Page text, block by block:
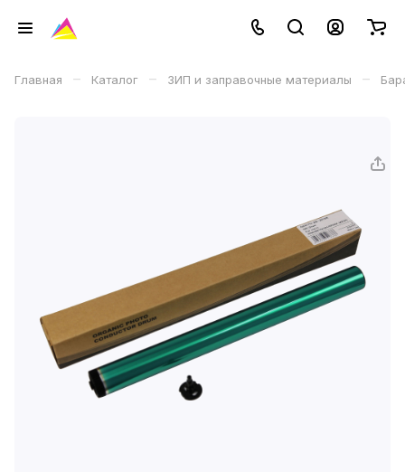
Главная – Каталог – ЗИП и заправочные материалы –